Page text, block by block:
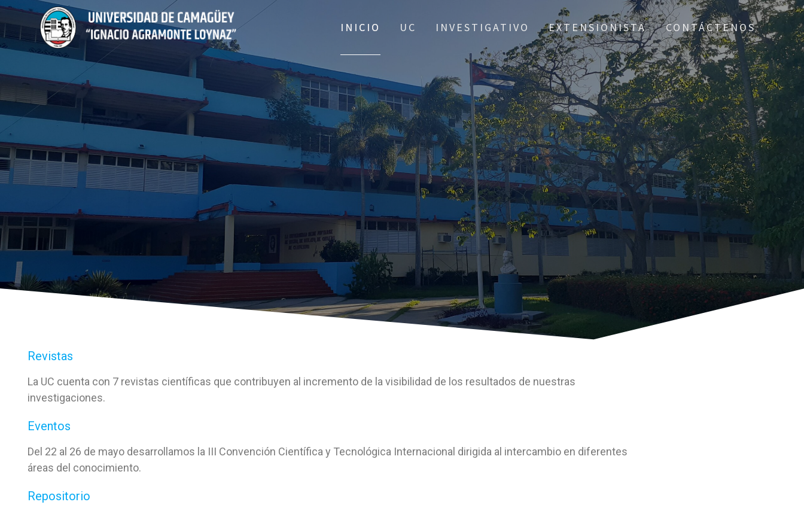
INICIO UC INVESTIGATIVO EXTENSIONISTA CONTÁCTENOS
Revistas
La UC cuenta con 7 revistas científicas que contribuyen al incremento de la visibilidad de los resultados de nuestras
investigaciones.
Eventos
Del 22 al 26 de mayo desarrollamos la III Convención Científica y Tecnológica Internacional dirigida al intercambio en diferentes
áreas del conocimiento.
Repositorio